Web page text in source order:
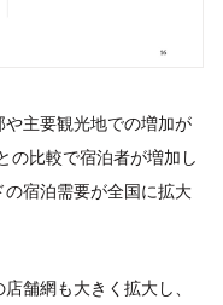
主要観光地での増加が
の比較で宿泊者が増加し
宿泊需要が全国に拡大
舗網も大きく拡大し、